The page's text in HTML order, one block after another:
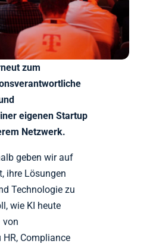
zum
eigenen Startup
Netzwerk.
geben wir auf
ihre Lösungen
Technologie zu
wie KI heute
von
Compliance